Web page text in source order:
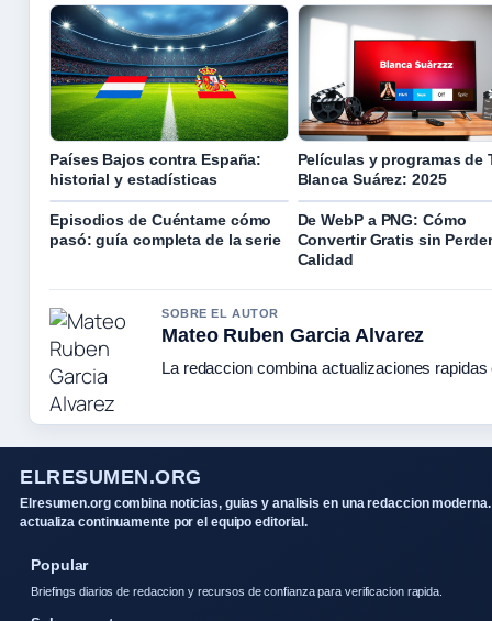
Países Bajos contra España:
historial y estadísticas
Películas y programas de
Blanca Suárez: 2025
Episodios de Cuéntame cómo
pasó: guía completa de la serie
De WebP a PNG: Cómo
Convertir Gratis sin Perder
Calidad
SOBRE EL AUTOR
Mateo Ruben Garcia Alvarez
La redaccion combina actualizaciones
ELRESUMEN.ORG
Elresumen.org combina noticias, guias y analisis en una redaccion moderna.
actualiza continuamente por el equipo editorial.
Popular
Briefings diarios de redaccion y recursos de confianza para verificacion rapida.